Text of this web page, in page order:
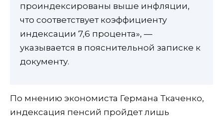
проиндексированы выше инфляции,
что соответствует коэффициенту
индексации 7,6 процента», —
указывается в пояснительной записке к
документу.
По мнению экономиста Германа Ткаченко,
индексация пенсий пройдет лишь